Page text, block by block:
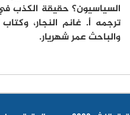
السياسيون؟ حقيقة الكذب
ترجمه أ. غانم النجار،
والباحث عمر شهريار.